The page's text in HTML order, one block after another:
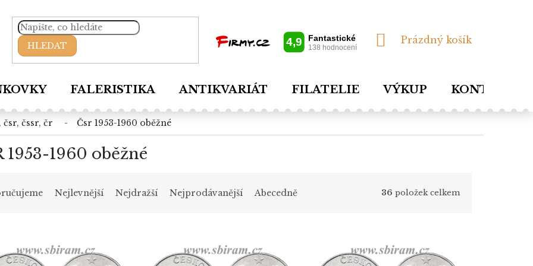
HLEDAT
NÁKUPNÍ
Prázdný košík
FALERISTIKA ANTIKVARIÁT FILATELIE VÝKUP KONTAKTY
čsr, čssr, čr čsr 1953-1960 oběžné
1953-1960 oběžné
Nejlevnější Nejdražší Nejprodávanější Abecedně 36 položek celkem